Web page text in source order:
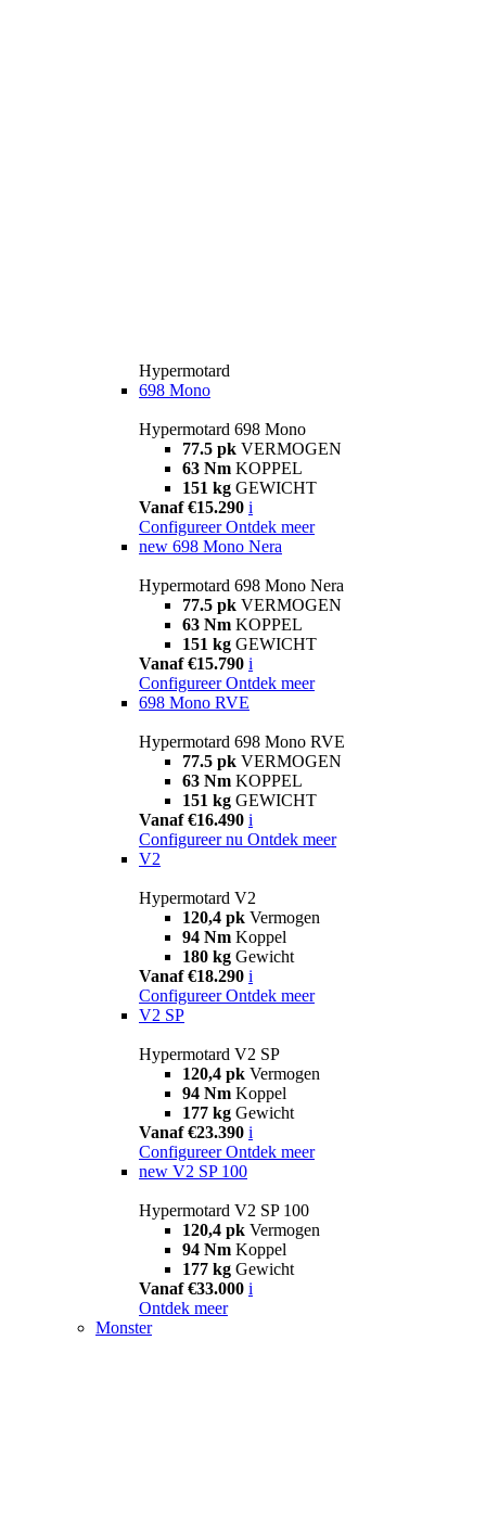
Hypermotard
698 Mono
Hypermotard 698 Mono
77.5 pk VERMOGEN
63 Nm KOPPEL
151 kg GEWICHT
Vanaf €15.290 i
Configureer Ontdek meer
new 698 Mono Nera
Hypermotard 698 Mono Nera
77.5 pk VERMOGEN
63 Nm KOPPEL
151 kg GEWICHT
Vanaf €15.790 i
Configureer Ontdek meer
698 Mono RVE
Hypermotard 698 Mono RVE
77.5 pk VERMOGEN
63 Nm KOPPEL
151 kg GEWICHT
Vanaf €16.490 i
Configureer nu Ontdek meer
V2
Hypermotard V2
120,4 pk Vermogen
94 Nm Koppel
180 kg Gewicht
Vanaf €18.290 i
Configureer Ontdek meer
V2 SP
Hypermotard V2 SP
120,4 pk Vermogen
94 Nm Koppel
177 kg Gewicht
Vanaf €23.390 i
Configureer Ontdek meer
new V2 SP 100
Hypermotard V2 SP 100
120,4 pk Vermogen
94 Nm Koppel
177 kg Gewicht
Vanaf €33.000 i
Ontdek meer
Monster